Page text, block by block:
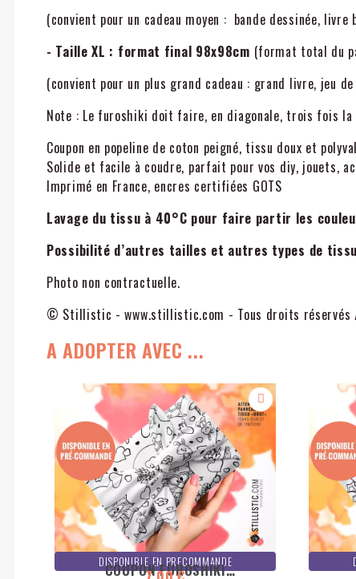
(convient pour un cadeau moyen : bande dessinée,
- Taille XL : format final 98x98cm (format total du
(convient pour un plus grand cadeau : grand livre, jeu
Note : Le furoshiki doit faire, en diagonale, trois fois
Coupon en popeline de coton peigné, tissu doux et
Solide et facile à coudre, parfait pour vos diy, jouets,
Imprimé en France, encres certifiées GOTS
Lavage du tissu à 40°C pour faire partir les
Possibilité d’autres tailles et autres types de
Photo non contractuelle.
© Stillistic - www.stillistic.com - Tous droits réservés
A ADOPTER AVEC ...
DISPONIBLE EN PRECOMMANDE
COUPON FUROSHIKI